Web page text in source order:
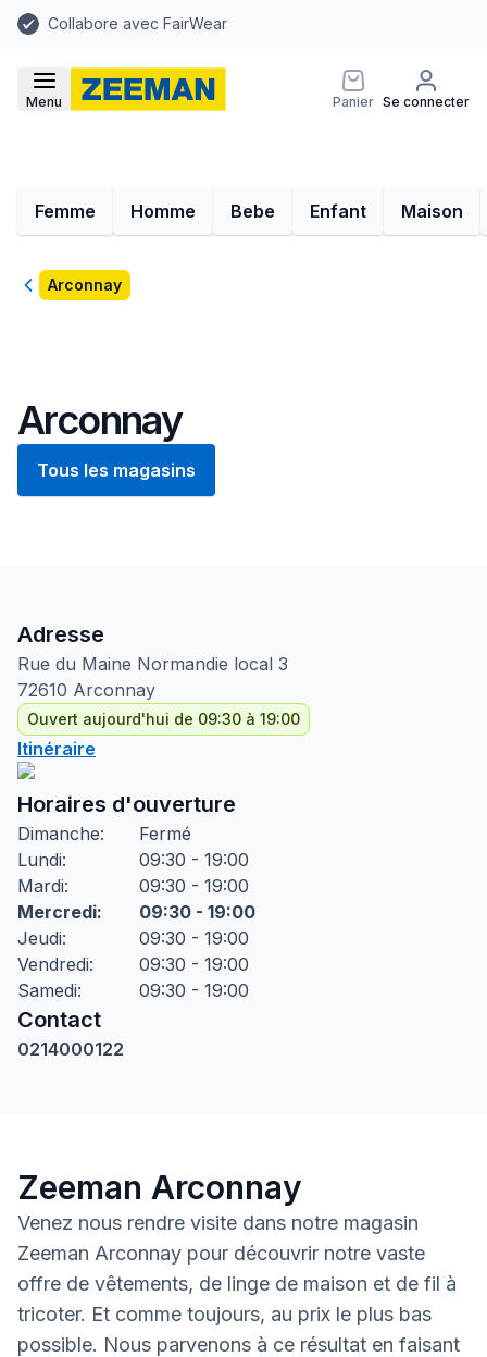
Collabore avec FairWear
Menu Panier Se connecter
Femme Homme Bebe Enfant Maison
RetourArconnay
Arconnay
Tous les magasins
Adresse
Rue du Maine Normandie local 3
72610 Arconnay
Ouvert aujourd'hui de 09:30 à 19:00
Itinéraire
Horaires d'ouverture
Dimanche:
Fermé
Lundi:
09:30 - 19:00
Mardi:
09:30 - 19:00
Mercredi:
09:30 - 19:00
Jeudi:
09:30 - 19:00
Vendredi:
09:30 - 19:00
Samedi: 09:30 - 19:00
Contact
0214000122
Zeeman Arconnay
Venez nous rendre visite dans notre magasin
Zeeman Arconnay pour découvrir notre vaste
offre de vêtements, de linge de maison et de fil à
tricoter. Et comme toujours, au prix le plus bas
possible. Nous parvenons à ce résultat en faisant